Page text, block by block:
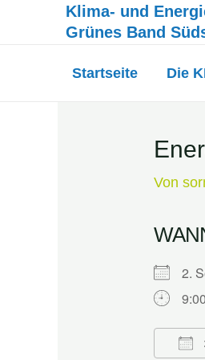
Klima- und
Grünes Band
Startseite Die
Von
2.